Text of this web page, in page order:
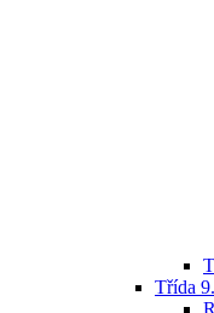
Třída